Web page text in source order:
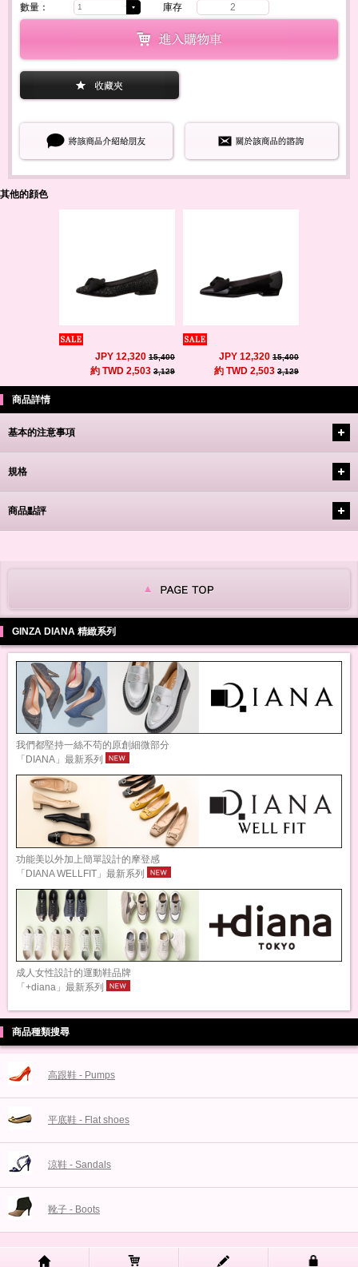
數量： 庫存 2
其他的顔色
JPY 12,320 15,400
約 TWD 2,503 3,129
JPY 12,320 15,400
約 TWD 2,503 3,129
商品詳情
基本的注意事項
規格
商品點評
GINZA DIANA 精緻系列
我們都堅持一絲不苟的原創細微部分
「DIANA」最新系列
功能美以外加上簡單設計的摩登感
「DIANA WELLFIT」最新系列
成人女性設計的運動鞋品牌
「+diana」最新系列
商品種類搜尋
高跟鞋 - Pumps
平底鞋 - Flat shoes
涼鞋 - Sandals
靴子 - Boots